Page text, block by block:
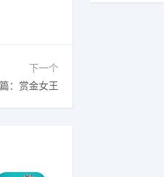
下一个
：赏金女王